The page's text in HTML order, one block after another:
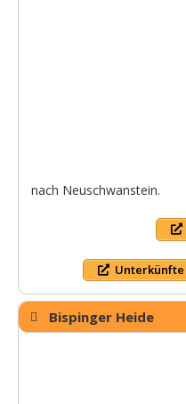
nach Neuschwanstein.
Unterkünfte
Bispinger Heide